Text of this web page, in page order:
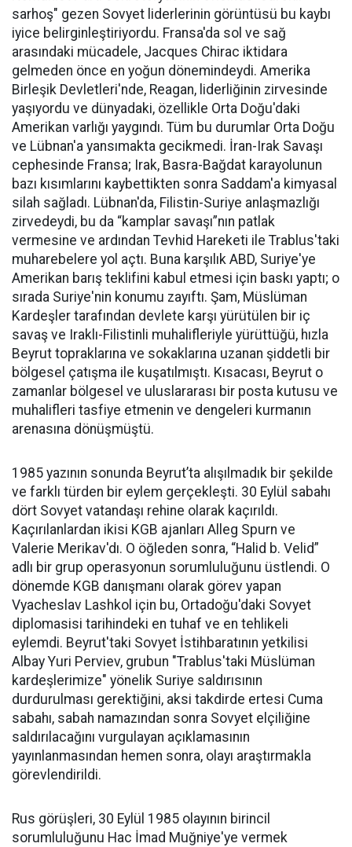
sarhoş" gezen Sovyet liderlerinin görüntüsü bu kaybı
iyice belirginleştiriyordu. Fransa'da sol ve sağ
arasındaki mücadele, Jacques Chirac iktidara
gelmeden önce en yoğun dönemindeydi. Amerika
Birleşik Devletleri'nde, Reagan, liderliğinin zirvesinde
yaşıyordu ve dünyadaki, özellikle Orta Doğu'daki
Amerikan varlığı yaygındı. Tüm bu durumlar Orta Doğu
ve Lübnan'a yansımakta gecikmedi. İran-Irak Savaşı
cephesinde Fransa; Irak, Basra-Bağdat karayolunun
bazı kısımlarını kaybettikten sonra Saddam'a kimyasal
silah sağladı. Lübnan'da, Filistin-Suriye anlaşmazlığı
zirvedeydi, bu da “kamplar savaşı”nın patlak
vermesine ve ardından Tevhid Hareketi ile Trablus'taki
muharebelere yol açtı. Buna karşılık ABD, Suriye'ye
Amerikan barış teklifini kabul etmesi için baskı yaptı; o
sırada Suriye'nin konumu zayıftı. Şam, Müslüman
Kardeşler tarafından devlete karşı yürütülen bir iç
savaş ve Iraklı-Filistinli muhalifleriyle yürüttüğü, hızla
Beyrut topraklarına ve sokaklarına uzanan şiddetli bir
bölgesel çatışma ile kuşatılmıştı. Kısacası, Beyrut o
zamanlar bölgesel ve uluslararası bir posta kutusu ve
muhalifleri tasfiye etmenin ve dengeleri kurmanın
arenasına dönüşmüştü.
1985 yazının sonunda Beyrut’ta alışılmadık bir şekilde
ve farklı türden bir eylem gerçekleşti. 30 Eylül sabahı
dört Sovyet vatandaşı rehine olarak kaçırıldı.
Kaçırılanlardan ikisi KGB ajanları Alleg Spurn ve
Valerie Merikav'dı. O öğleden sonra, “Halid b. Velid”
adlı bir grup operasyonun sorumluluğunu üstlendi. O
dönemde KGB danışmanı olarak görev yapan
Vyacheslav Lashkol için bu, Ortadoğu'daki Sovyet
diplomasisi tarihindeki en tuhaf ve en tehlikeli
eylemdi. Beyrut'taki Sovyet İstihbaratının yetkilisi
Albay Yuri Perviev, grubun "Trablus'taki Müslüman
kardeşlerimize" yönelik Suriye saldırısının
durdurulması gerektiğini, aksi takdirde ertesi Cuma
sabahı, sabah namazından sonra Sovyet elçiliğine
saldırılacağını vurgulayan açıklamasının
yayınlanmasından hemen sonra, olayı araştırmakla
görevlendirildi.
Rus görüşleri, 30 Eylül 1985 olayının birincil
sorumluluğunu Hac İmad Muğniye'ye vermek